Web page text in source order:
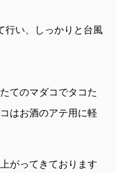
行い、しっかりと台風
てのマダコでタコた
はお酒のアテ用に軽
がってきております